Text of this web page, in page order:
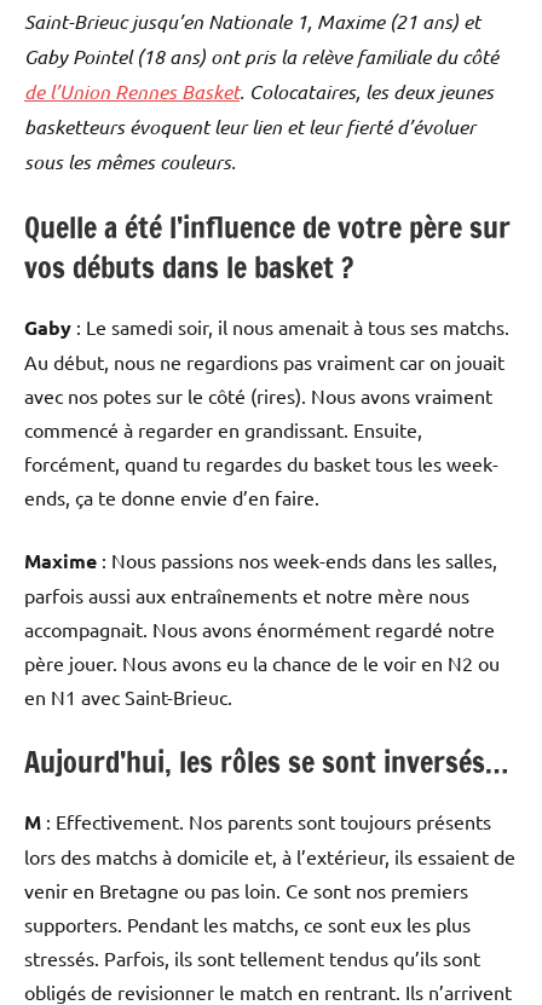
Saint-Brieuc jusqu’en Nationale 1, Maxime (21 ans) et
Gaby Pointel (18 ans) ont pris la relève familiale du côté
de l’Union Rennes Basket. Colocataires, les deux jeunes
basketteurs évoquent leur lien et leur fierté d’évoluer
sous les mêmes couleurs.
Quelle a été l’influence de votre père sur
vos débuts dans le basket ?
Gaby : Le samedi soir, il nous amenait à tous ses matchs.
Au début, nous ne regardions pas vraiment car on jouait
avec nos potes sur le côté (rires). Nous avons vraiment
commencé à regarder en grandissant. Ensuite,
forcément, quand tu regardes du basket tous les week-
ends, ça te donne envie d’en faire.
Maxime : Nous passions nos week-ends dans les salles,
parfois aussi aux entraînements et notre mère nous
accompagnait. Nous avons énormément regardé notre
père jouer. Nous avons eu la chance de le voir en N2 ou
en N1 avec Saint-Brieuc.
Aujourd’hui, les rôles se sont inversés…
M : Effectivement. Nos parents sont toujours présents
lors des matchs à domicile et, à l’extérieur, ils essaient de
venir en Bretagne ou pas loin. Ce sont nos premiers
supporters. Pendant les matchs, ce sont eux les plus
stressés. Parfois, ils sont tellement tendus qu’ils sont
obligés de revisionner le match en rentrant. Ils n’arrivent